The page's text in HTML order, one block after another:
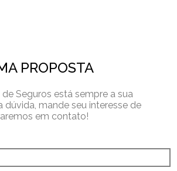
PROPOSTA
Seguros está sempre a sua
dúvida, mande seu interesse de
em contato!